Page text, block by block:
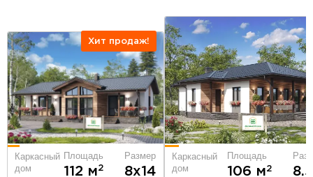
Хит продаж!
Каркасный
дом
Площадь
112 м2
Размер
8х14
Каркасный
дом
Площадь
106 м2